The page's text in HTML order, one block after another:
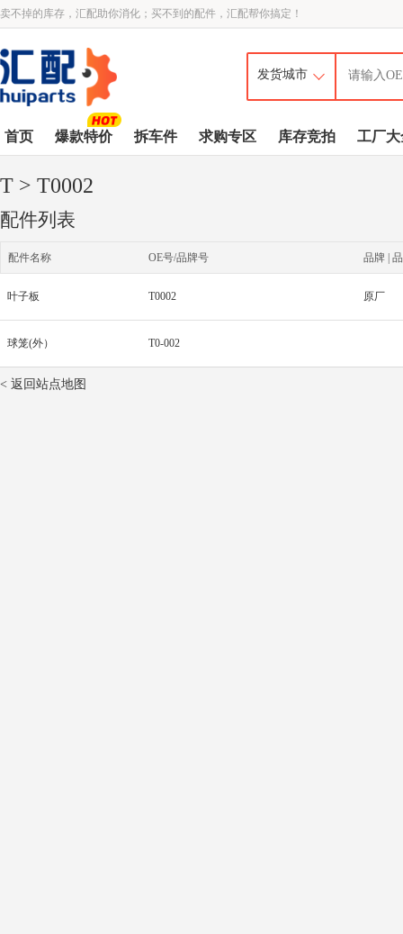
卖不掉的库存，汇配助你消化；买不到的配件，汇配帮你搞定！
首页 爆款特价 拆车件 求购专区 库存竞拍 工厂大
T > T0002
配件列表
配件名称 OE号/品牌号 品牌 |
叶子板 T0002 原厂
球笼(外） T0-002
< 返回站点地图